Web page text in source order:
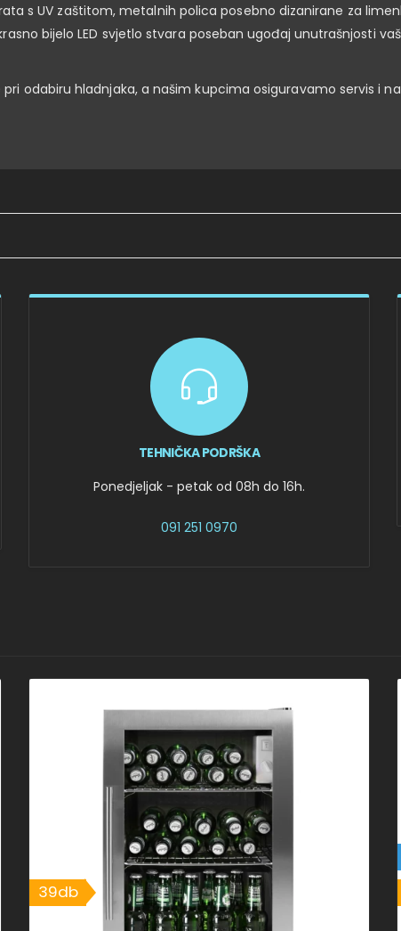
s UV zaštitom, metalnih polica posebno dizanirane za
bijelo LED svjetlo stvara poseban ugođaj unutrašnjosti
odabiru hladnjaka, a našim kupcima osiguravamo servis i
TEHNIČKA PODRŠKA
Ponedjeljak - petak od 08h do 16h.
091 251 0970
39db